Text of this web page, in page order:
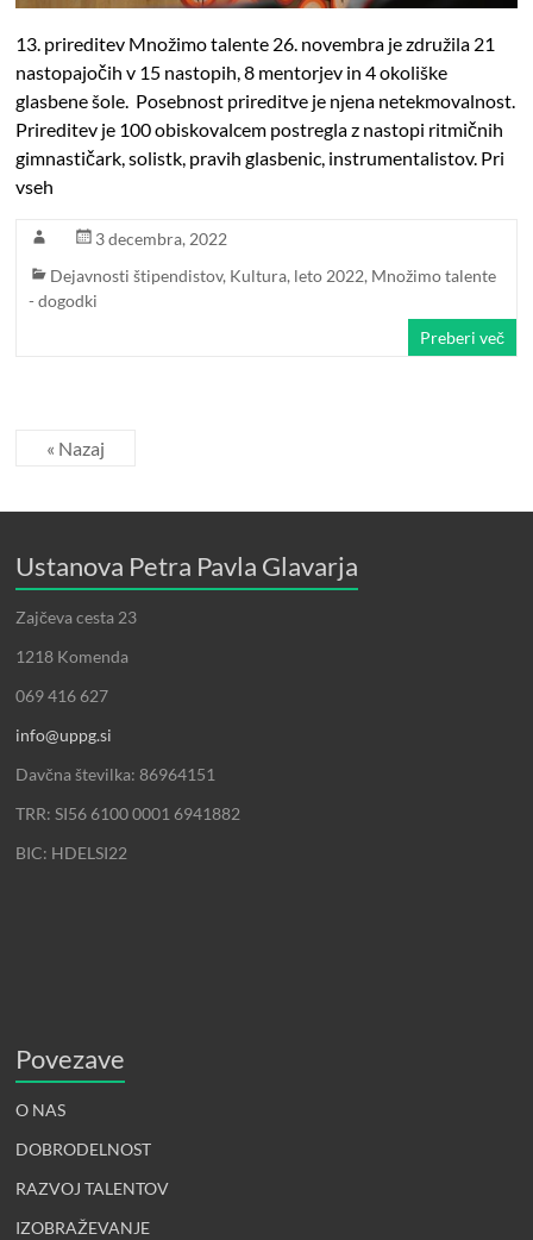
13. prireditev Množimo talente 26. novembra je združila 21
nastopajočih v 15 nastopih, 8 mentorjev in 4 okoliške
glasbene šole. Posebnost prireditve je njena netekmovalnost.
Prireditev je 100 obiskovalcem postregla z nastopi ritmičnih
gimnastičark, solistk, pravih glasbenic, instrumentalistov. Pri
vseh
3 decembra, 2022
Dejavnosti štipendistov, Kultura, leto 2022, Množimo talente
- dogodki
Preberi več
« Nazaj
Ustanova Petra Pavla Glavarja
Zajčeva cesta 23
1218 Komenda
069 416 627
info@uppg.si
Davčna številka: 86964151
TRR: SI56 6100 0001 6941882
BIC: HDELSI22
Povezave
O NAS
DOBRODELNOST
RAZVOJ TALENTOV
IZOBRAŽEVANJE